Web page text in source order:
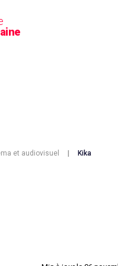
et audiovisuel Kika